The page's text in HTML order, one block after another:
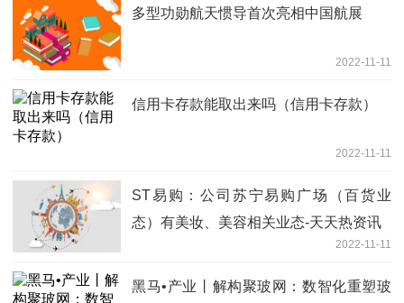
多型功勋航天惯导首次亮相中国航展
2022-11-11
信用卡存款能取出来吗（信用卡存款）
2022-11-11
ST易购：公司苏宁易购广场（百货业
态）有美妆、美容相关业态-天天热资讯
2022-11-11
黑马•产业丨解构聚玻网：数智化重塑玻